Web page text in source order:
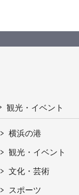
観光・イベント
横浜の港
観光・イベント
文化・芸術
スポーツ